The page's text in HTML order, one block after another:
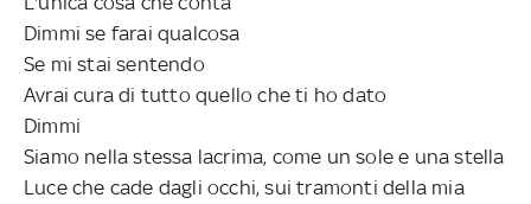
Dimmi se farai qualcosa
Se mi stai sentendo
Avrai cura di tutto quello che ti ho dato
Dimmi
Siamo nella stessa lacrima, come un sole e una stella
Luce che cade dagli occhi, sui tramonti della mia